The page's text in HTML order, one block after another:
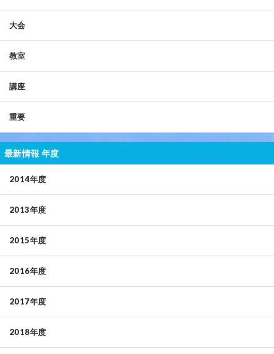
大会
教室
講座
重要
最新情報 年度
2014年度
2013年度
2015年度
2016年度
2017年度
2018年度